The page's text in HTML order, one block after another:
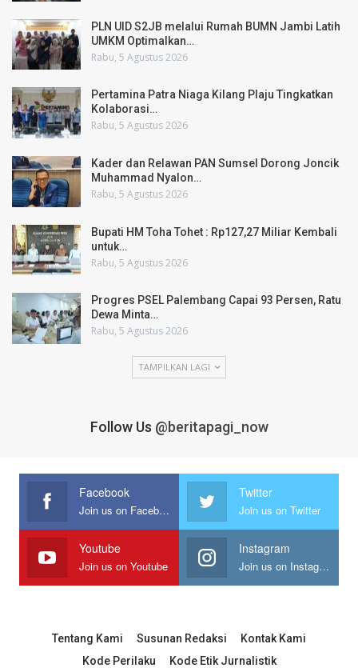
PLN UID S2JB melalui Rumah BUMN Jambi Latih
UMKM Optimalkan…
Rabu, 5 Agustus 2026
Pertamina Patra Niaga Kilang Plaju Tingkatkan
Kolaborasi…
Rabu, 5 Agustus 2026
Kader dan Relawan PAN Sumsel Dorong Joncik
Muhammad Nyalon…
Rabu, 5 Agustus 2026
Bupati HM Toha Tohet : Rp127,27 Miliar Kembali
untuk…
Rabu, 5 Agustus 2026
Progres PSEL Palembang Capai 93 Persen, Ratu
Dewa Minta…
Rabu, 5 Agustus 2026
TAMPILKAN LAGI
Follow Us @beritapagi_now
Facebook
Join us on Facebook
Twitter
Join us on Twitter
Youtube
Join us on Youtube
Instagram
Join us on Instagram
Tentang Kami Susunan Redaksi
Kontak Kami
Kode Perilaku
Kode Etik Jurnalistik